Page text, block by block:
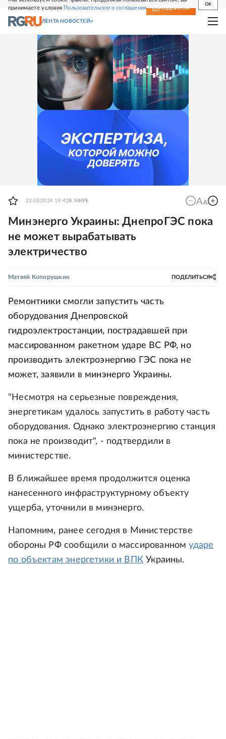
принимаете условия Пользовательского соглашения
OK
СВЕЖИЙ НОМЕР ПОДПИСКА
ЛЕНТА НОВОСТЕЙ
22.03.2024 19:42 В МИРЕ
Минэнерго Украины: ДнепроГЭС пока
не может вырабатывать
электричество
Матвей Копорушкин ПОДЕЛИТЬСЯ
Ремонтники смогли запустить часть
оборудования Днепровской
гидроэлектростанции, пострадавшей при
массированном ракетном ударе ВС РФ, но
производить электроэнергию ГЭС пока не
может, заявили в минэнерго Украины.
"Несмотря на серьезные повреждения,
энергетикам удалось запустить в работу часть
оборудования. Однако электроэнергию станция
пока не производит", - подтвердили в
министерстве.
В ближайшее время продолжится оценка
нанесенного инфраструктурному объекту
ущерба, уточнили в минэнерго.
Напомним, ранее сегодня в Министерстве
обороны РФ сообщили о массированномударе
по объектам энергетики и ВПК Украины.